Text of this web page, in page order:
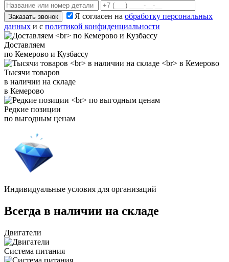
Заказать звонок Я согласен на обработку персональных
данных и с политикой конфиденциальности
Доставляем
по Кемерово и Кузбассу
Тысячи товаров
в наличии на складе
в Кемерово
Редкие позиции
по выгодным ценам
Индивидуальные условия для организаций
Всегда в наличии на складе
Двигатели
Система питания